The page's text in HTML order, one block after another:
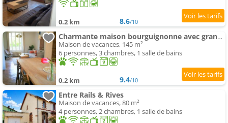
0.2 km 8.6/10
Charmante maison bourguignonne avec grand jardin et parking
Maison de vacances, 145 m²
6 personnes, 3 chambres, 1 salle de bains
0.2 km 9.4/10
Entre Rails & Rives
Maison de vacances, 80 m²
4 personnes, 2 chambres, 1 salle de bains